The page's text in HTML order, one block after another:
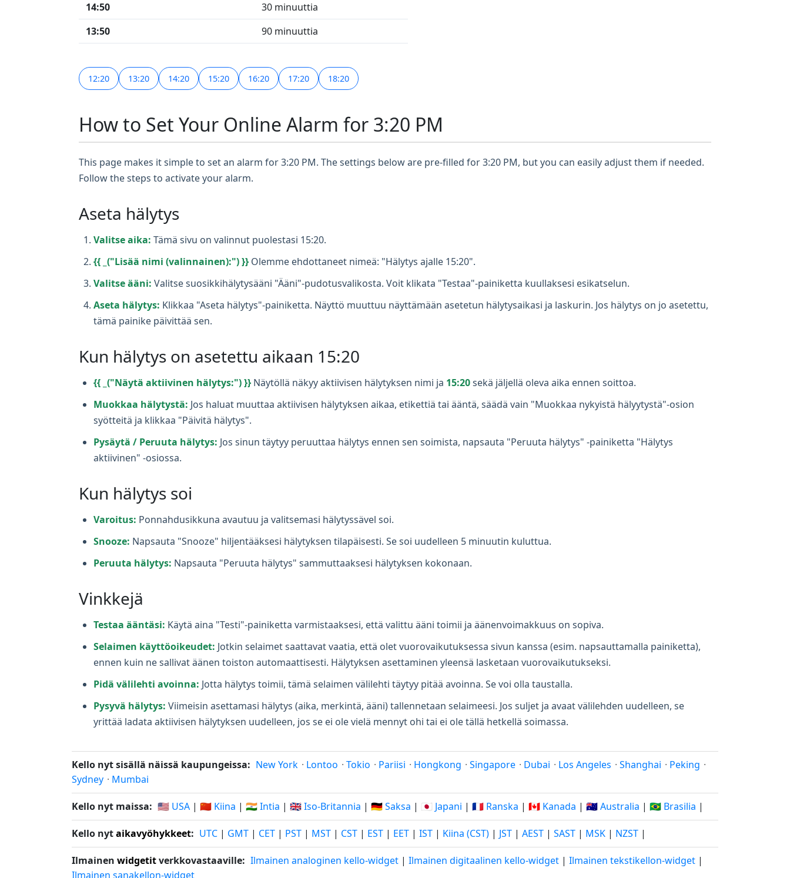
14:50
30 minuuttia
13:50
90 minuuttia
12:20 13:20 14:20 15:20 16:20 17:20 18:20
How to Set Your Online Alarm for 3:20 PM
This page makes it simple to set an alarm for 3:20 PM. The settings below are pre-filled for 3:20 PM, but you can easily adjust them if needed.
Follow the steps to activate your alarm.
Aseta hälytys
Valitse aika: Tämä sivu on valinnut puolestasi 15:20.
{{ _("Lisää nimi (valinnainen):") }} Olemme ehdottaneet nimeä: "Hälytys ajalle 15:20".
Valitse ääni: Valitse suosikkihälytysääni "Ääni"-pudotusvalikosta. Voit klikata "Testaa"-painiketta kuullaksesi esikatselun.
Aseta hälytys: Klikkaa "Aseta hälytys"-painiketta. Näyttö muuttuu näyttämään asetetun hälytysaikasi ja laskurin. Jos hälytys on jo asetettu,
tämä painike päivittää sen.
Kun hälytys on asetettu aikaan 15:20
{{ _("Näytä aktiivinen hälytys:") }} Näytöllä näkyy aktiivisen hälytyksen nimi ja 15:20sekä jäljellä oleva aika ennen soittoa.
Muokkaa hälytystä: Jos haluat muuttaa aktiivisen hälytyksen aikaa, etikettiä tai ääntä, säädä vain "Muokkaa nykyistä hälyytystä"-osion
syötteitä ja klikkaa "Päivitä hälytys".
Pysäytä / Peruuta hälytys: Jos sinun täytyy peruuttaa hälytys ennen sen soimista, napsauta "Peruuta hälytys" -painiketta "Hälytys
aktiivinen" -osiossa.
Kun hälytys soi
Varoitus: Ponnahdusikkuna avautuu ja valitsemasi hälytyssävel soi.
Snooze: Napsauta "Snooze" hiljentääksesi hälytyksen tilapäisesti. Se soi uudelleen 5 minuutin kuluttua.
Peruuta hälytys: Napsauta "Peruuta hälytys" sammuttaaksesi hälytyksen kokonaan.
Vinkkejä
Testaa ääntäsi: Käytä aina "Testi"-painiketta varmistaaksesi, että valittu ääni toimii ja äänenvoimakkuus on sopiva.
Selaimen käyttöoikeudet: Jotkin selaimet saattavat vaatia, että olet vuorovaikutuksessa sivun kanssa (esim. napsauttamalla painiketta),
ennen kuin ne sallivat äänen toiston automaattisesti. Hälytyksen asettaminen yleensä lasketaan vuorovaikutukseksi.
Pidä välilehti avoinna: Jotta hälytys toimii, tämä selaimen välilehti täytyy pitää avoinna. Se voi olla taustalla.
Pysyvä hälytys: Viimeisin asettamasi hälytys (aika, merkintä, ääni) tallennetaan selaimeesi. Jos suljet ja avaat välilehden uudelleen, se
yrittää ladata aktiivisen hälytyksen uudelleen, jos se ei ole vielä mennyt ohi tai ei ole tällä hetkellä soimassa.
Kello nyt sisällä näissä kaupungeissa: New York · Lontoo · Tokio · Pariisi · Hongkong · Singapore · Dubai · Los Angeles · Shanghai · Peking ·
Sydney · Mumbai
Kello nyt maissa: 🇺🇸 USA | 🇨🇳 Kiina | 🇮🇳 Intia | 🇬🇧 Iso-Britannia | 🇩🇪 Saksa | 🇯🇵 Japani | 🇫🇷 Ranska | 🇨🇦 Kanada | 🇦🇺 Australia | 🇧🇷 Brasilia |
Kello nytaikavyöhykkeet: UTC | GMT | CET | PST | MST | CST | EST | EET | IST | Kiina (CST) | JST | AEST | SAST | MSK | NZST |
Ilmainen widgetitverkkovastaaville: Ilmainen analoginen kello-widget | Ilmainen digitaalinen kello-widget | Ilmainen tekstikellon-widget |
Ilmainen sanakellon-widget